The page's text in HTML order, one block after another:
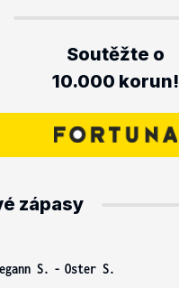
Soutěžte o
10.000 korun!
zápasy
S. - Oster S.